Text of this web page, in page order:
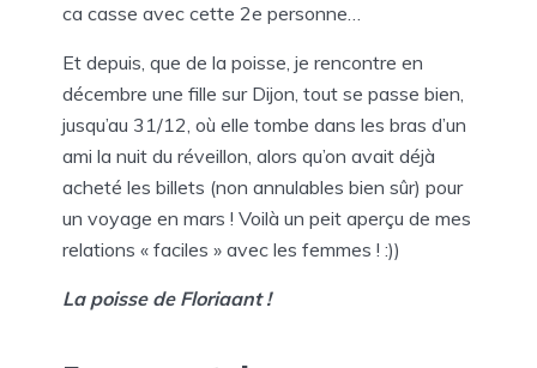
ca casse avec cette 2e personne…
Et depuis, que de la poisse, je rencontre en
décembre une fille sur Dijon, tout se passe bien,
jusqu’au 31/12, où elle tombe dans les bras d’un
ami la nuit du réveillon, alors qu’on avait déjà
acheté les billets (non annulables bien sûr) pour
un voyage en mars ! Voilà un peit aperçu de mes
relations « faciles » avec les femmes ! :))
La poisse de Floriaant !